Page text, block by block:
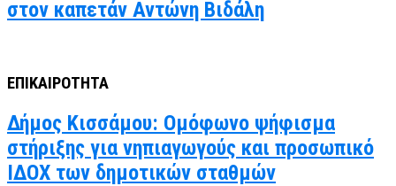
στον καπετάν Αντώνη Βιδάλη
ΕΠΙΚΑΙΡΟΤΗΤΑ
Δήμος Κισσάμου: Ομόφωνο ψήφισμα
στήριξης για νηπιαγωγούς και προσωπικό
ΙΔΟΧ των δημοτικών σταθμών